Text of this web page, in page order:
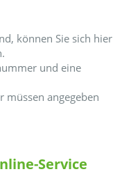
können Sie sich hier
und eine
müssen angegeben
Service